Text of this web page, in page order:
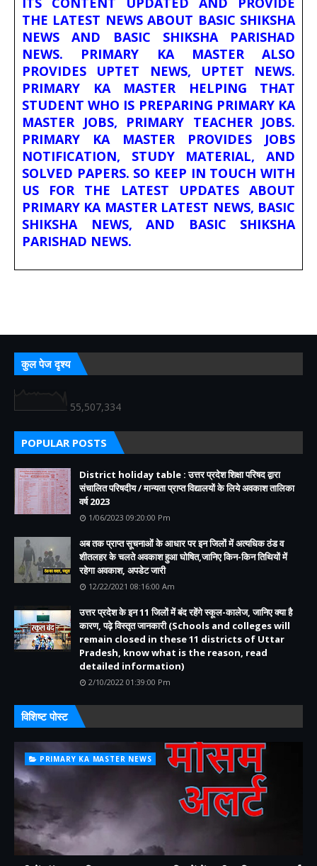
THE LATEST NEWS ABOUT BASIC SHIKSHA
NEWS AND BASIC SHIKSHA PARISHAD
NEWS. PRIMARY KA MASTER ALSO
PROVIDES UPTET NEWS, UPTET NEWS.
PRIMARY KA MASTER HELPING THAT
STUDENT WHO IS PREPARING PRIMARY KA
MASTER JOBS, PRIMARY TEACHER JOBS.
PRIMARY KA MASTER PROVIDES JOBS
NOTIFICATION, STUDY MATERIAL, AND
SOLVED PAPERS. SO KEEP IN TOUCH WITH
US FOR THE LATEST UPDATES ABOUT
PRIMARY KA MASTER LATEST NEWS, BASIC
SHIKSHA NEWS, AND BASIC SHIKSHA
PARISHAD NEWS.
कुल पेज दृश्य
55,507,334
POPULAR POSTS
District holiday table : उत्तर प्रदेश शिक्षा परिषद द्वारा
संचालित परिषदीय / मान्यता प्राप्त विद्यालयों के लिये अवकाश तालिका
वर्ष 2023
1/06/2023 09:20:00 Pm
अब तक प्राप्त सूचनाओं के आधार पर इन जिलों में अत्यधिक ठंड व
शीतलहर के चलते अवकाश हुआ घोषित,जानिए किन-किन तिथियों में
रहेगा अवकाश, अपडेट जारी
12/22/2021 08:16:00 Am
उत्तर प्रदेश के इन 11 जिलों में बंद रहेंगे स्कूल-कालेज, जानिए क्या है
कारण, पढ़े विस्तृत जानकारी (Schools and colleges will
remain closed in these 11 districts of Uttar
Pradesh, know what is the reason, read
detailed information)
2/10/2022 01:39:00 Pm
विशिष्ट पोस्ट
PRIMARY KA MASTER NEWS